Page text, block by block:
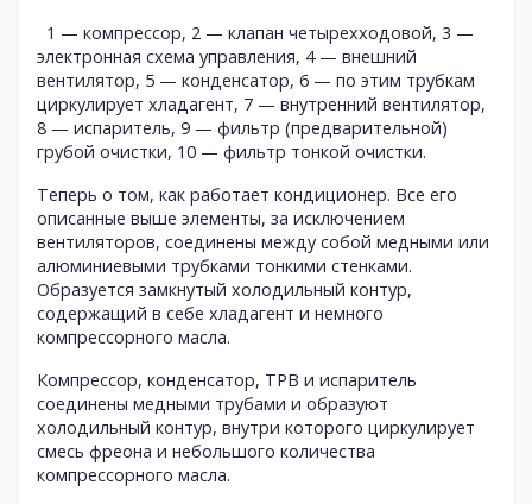
1 — компрессор, 2 — клапан четырехходовой, 3 —
электронная схема управления, 4 — внешний
вентилятор, 5 — конденсатор, 6 — по этим трубкам
циркулирует хладагент, 7 — внутренний вентилятор,
8 — испаритель, 9 — фильтр (предварительной)
грубой очистки, 10 — фильтр тонкой очистки.
Теперь о том, как работает кондиционер. Все его
описанные выше элементы, за исключением
вентиляторов, соединены между собой медными или
алюминиевыми трубками тонкими стенками.
Образуется замкнутый холодильный контур,
содержащий в себе хладагент и немного
компрессорного масла.
Компрессор, конденсатор, ТРВ и испаритель
соединены медными трубами и образуют
холодильный контур, внутри которого циркулирует
смесь фреона и небольшого количества
компрессорного масла.